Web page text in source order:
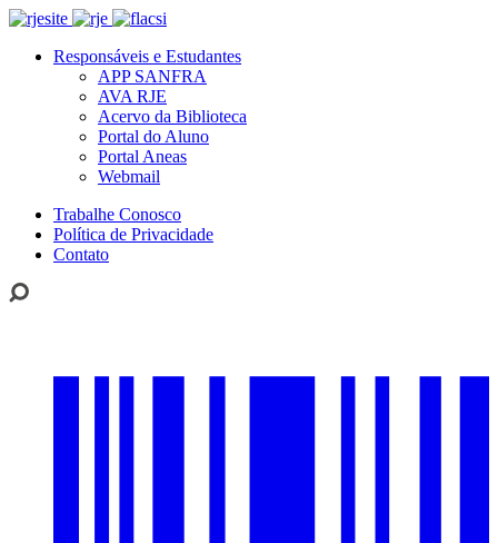
Responsáveis e Estudantes
APP SANFRA
AVA RJE
Acervo da Biblioteca
Portal do Aluno
Portal Aneas
Webmail
Trabalhe Conosco
Política de Privacidade
Contato